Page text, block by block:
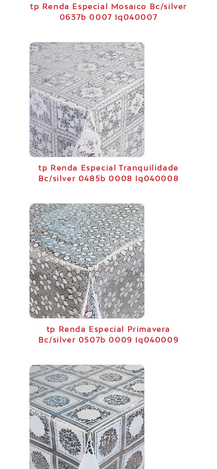
tp Renda Especial Mosaíco Bc/silver
0637b 0007 Iq040007
tp Renda Especial Tranquilidade
Bc/silver 0485b 0008 Iq040008
tp Renda Especial Primavera
Bc/silver 0507b 0009 Iq040009